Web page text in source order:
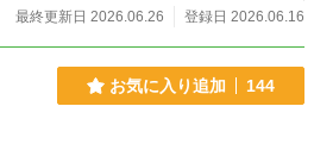
最終更新日 2026.06.26
登録日 2026.06.16
お気に入り追加 144